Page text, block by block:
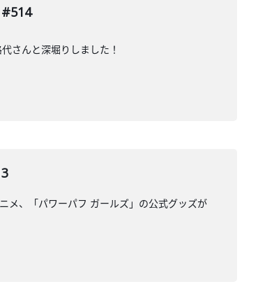
#514
さんと深堀りしました！
メ、「パワーパフ ガールズ」の公式グッズが